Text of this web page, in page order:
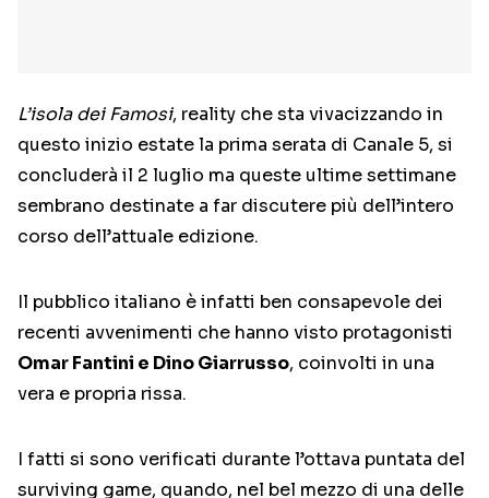
L’isola dei Famosi, reality che sta vivacizzando in
questo inizio estate la prima serata di Canale 5, si
concluderà il 2 luglio ma queste ultime settimane
sembrano destinate a far discutere più dell’intero
corso dell’attuale edizione.
Il pubblico italiano è infatti ben consapevole dei
recenti avvenimenti che hanno visto protagonisti
Omar Fantini e Dino Giarrusso, coinvolti in una
vera e propria rissa.
I fatti si sono verificati durante l’ottava puntata del
surviving game, quando, nel bel mezzo di una delle